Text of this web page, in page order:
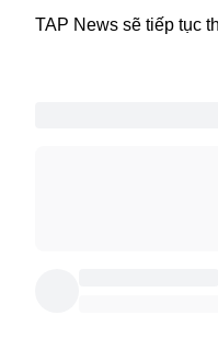
TAP News sẽ tiếp tục